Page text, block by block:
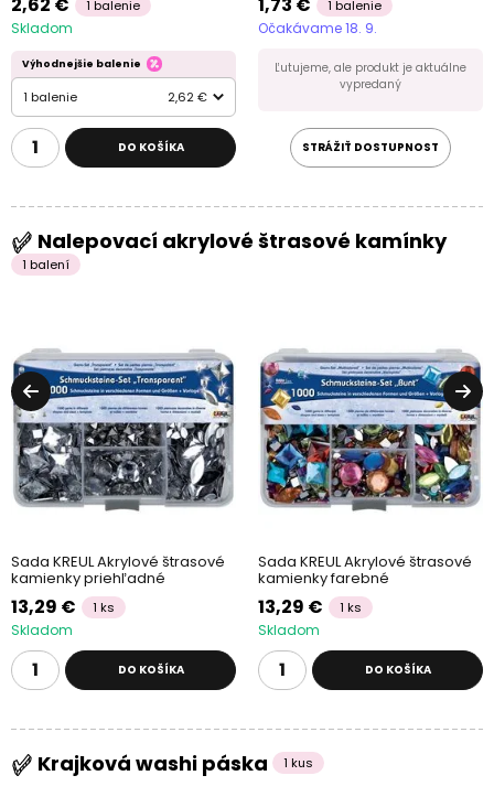
1 balenie
Skladom
Výhodnejšie balenie
1 balenie 2,62 €
DO KOŠÍKA
1 balenie
Očakávame 18. 9.
Ľutujeme, ale produkt je aktuálne
vypredaný
STRÁŽIŤ DOSTUPNOST
Nalepovací akrylové štrasové kamínky
1 balení
Sada KREUL Akrylové štrasové
kamienky priehľadné
13,29 € 1 ks
Skladom
DO KOŠÍKA
Sada KREUL Akrylové štrasové
kamienky farebné
13,29 € 1 ks
Skladom
DO KOŠÍKA
Krajková washi páska 1 kus